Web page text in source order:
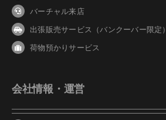
バーチャル来店
出張販売サービス（バンクーバー限定）
荷物預かりサービス
会社情報・運営